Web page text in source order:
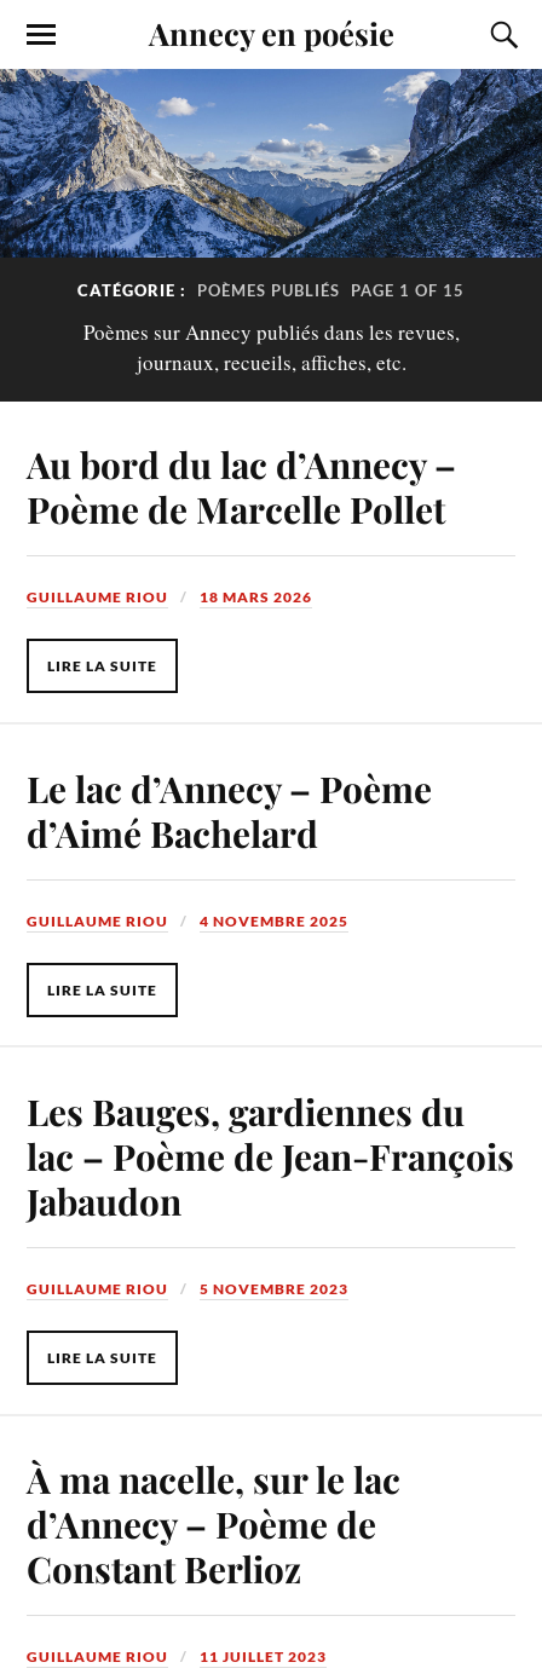
Annecy en poésie
CATÉGORIE : POÈMES PUBLIÉS PAGE 1 OF 15
Poèmes sur Annecy publiés dans les revues,
journaux, recueils, affiches, etc.
Au bord du lac d’Annecy –
Poème de Marcelle Pollet
GUILLAUME RIOU 18 MARS 2026
LIRE LA SUITE
Le lac d’Annecy – Poème
d’Aimé Bachelard
GUILLAUME RIOU 4 NOVEMBRE 2025
LIRE LA SUITE
Les Bauges, gardiennes du
lac – Poème de Jean-François
Jabaudon
GUILLAUME RIOU 5 NOVEMBRE 2023
LIRE LA SUITE
À ma nacelle, sur le lac
d’Annecy – Poème de
Constant Berlioz
GUILLAUME RIOU 11 JUILLET 2023